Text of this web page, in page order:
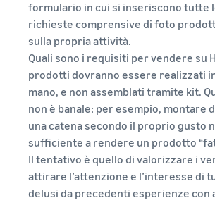
formulario in cui si inseriscono tutte
richieste comprensive di foto
sulla propria attività.
Quali sono i requisiti per vendere su
prodotti dovranno essere realizzati
mano, e non assemblati tramite kit.
non è banale: per esempio, montare
una catena secondo il proprio gusto
sufficiente a rendere un prodotto
Il tentativo è quello di valorizzare i
attirare l’attenzione e l’interesse di
delusi da precedenti esperienze con